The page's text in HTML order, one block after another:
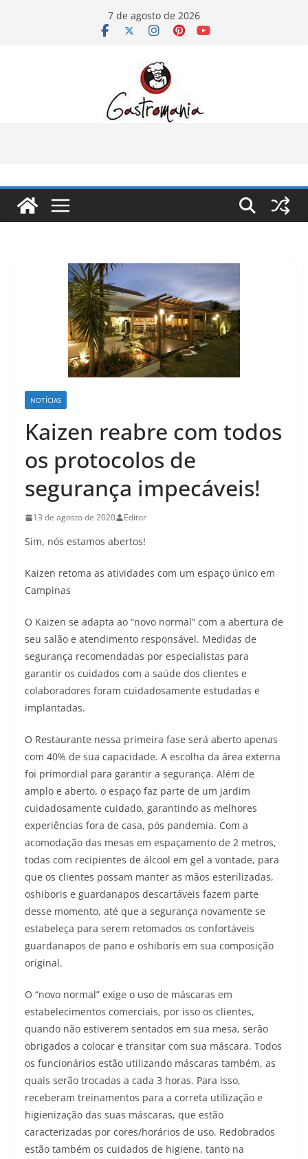
7 de agosto de 2026
NOTÍCIAS
Kaizen reabre com todos
os protocolos de
segurança impecáveis!
13 de agosto de 2020 Editor
Sim, nós estamos abertos!
Kaizen retoma as atividades com um espaço único em
Campinas
O Kaizen se adapta ao “novo normal” com a abertura de
seu salão e atendimento responsável. Medidas de
segurança recomendadas por especialistas para
garantir os cuidados com a saúde dos clientes e
colaboradores foram cuidadosamente estudadas e
implantadas.
O Restaurante nessa primeira fase será aberto apenas
com 40% de sua capacidade. A escolha da área externa
foi primordial para garantir a segurança. Além de
amplo e aberto, o espaço faz parte de um jardim
cuidadosamente cuidado, garantindo as melhores
experiências fora de casa, pós pandemia. Com a
acomodação das mesas em espaçamento de 2 metros,
todas com recipientes de álcool em gel a vontade, para
que os clientes possam manter as mãos esterilizadas,
oshiboris e guardanapos descartáveis fazem parte
desse momento, até que a segurança novamente se
estabeleça para serem retomados os confortáveis
guardanapos de pano e oshiboris em sua composição
original.
O “novo normal” exige o uso de máscaras em
estabelecimentos comerciais, por isso os clientes,
quando não estiverem sentados em sua mesa, serão
obrigados a colocar e transitar com sua máscara. Todos
os funcionários estão utilizando máscaras também, as
quais serão trocadas a cada 3 horas. Para isso,
receberam treinamentos para a correta utilização e
higienização das suas máscaras, que estão
caracterizadas por cores/horários de uso. Redobrados
estão também os cuidados de higiene, tanto na